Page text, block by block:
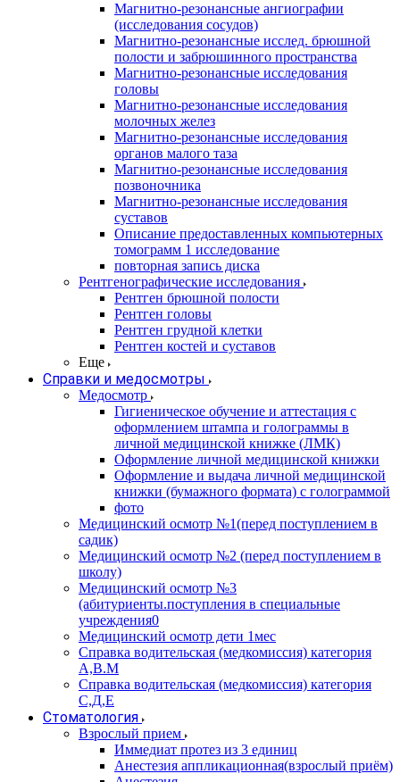
Магнитно-резонансные ангиографии
(исследования сосудов)
Магнитно-резонансные исслед. брюшной
полости и забрюшинного пространства
Магнитно-резонансные исследования
головы
Магнитно-резонансные исследования
молочных желез
Магнитно-резонансные исследования
органов малого таза
Магнитно-резонансные исследования
позвоночника
Магнитно-резонансные исследования
суставов
Описание предоставленных компьютерных
томограмм 1 исследование
повторная запись диска
Рентгенографические исследования
Рентген брюшной полости
Рентген головы
Рентген грудной клетки
Рентген костей и суставов
Еще
Справки и медосмотры
Медосмотр
Гигиеническое обучение и аттестация с
оформлением штампа и голограммы в
личной медицинской книжке (ЛМК)
Оформление личной медицинской книжки
Оформление и выдача личной медицинской
книжки (бумажного формата) с голограммой
фото
Медицинский осмотр №1(перед поступлением в
садик)
Медицинский осмотр №2 (перед поступлением в
школу)
Медицинский осмотр №3
(абитуриенты.поступления в специальные
учреждения0
Медицинский осмотр дети 1мес
Справка водительская (медкомиссия) категория
А,В.М
Справка водительская (медкомиссия) категория
С,Д,Е
Стоматология
Взрослый прием
Иммедиат протез из 3 единиц
Анестезия аппликационная(взрослый приём)